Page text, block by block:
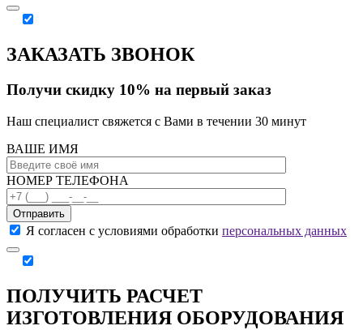
ЗАКАЗАТЬ ЗВОНОК
Получи скидку 10% на первый заказ
Наш специалист свяжется с Вами в течении 30 минут
ВАШЕ ИМЯ
НОМЕР ТЕЛЕФОНА
Отправить
Я согласен с условиями обработки персональных данных
ПОЛУЧИТЬ РАСЧЕТ
ИЗГОТОВЛЕНИЯ ОБОРУДОВАНИЯ